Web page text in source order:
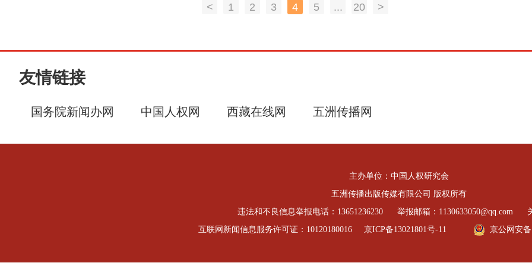
< 1 2 3 4 5 ... 20 >
友情链接
国务院新闻办网 中国人权网 西藏在线网 五洲传播网
主办单位：中国人权研究会
五洲传播出版传媒有限公司 版权所有
违法和不良信息举报电话：13651236230
举报邮箱：1130633050@qq.com
互联网新闻信息服务许可证：10120180016
京ICP备13021801号-11 京公网安备